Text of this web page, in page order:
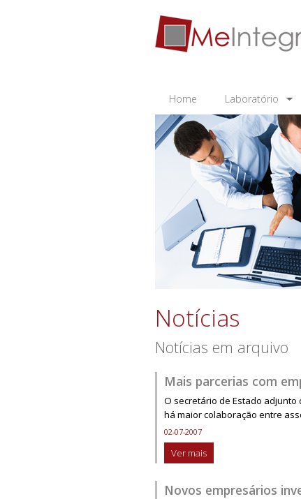
Home Laboratório
Notícias
Notícias em arquivo
Mais parcerias com
O secretário de Estado
há maior colaboração entre
02-07-2007
Ver mais
Novos empresários